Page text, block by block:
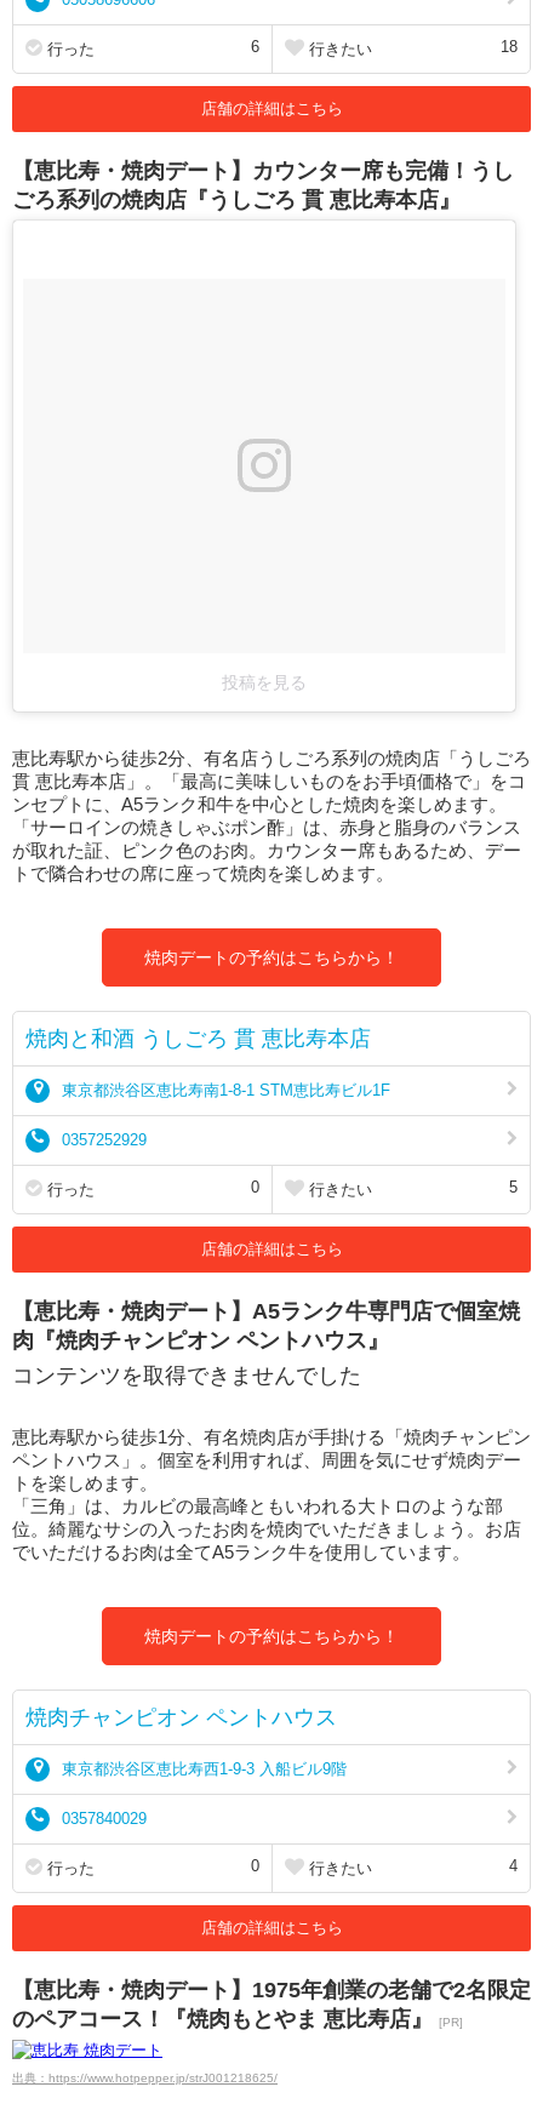
行った 6 行きたい 18
店舗の詳細はこちら
【恵比寿・焼肉デート】カウンター席も完備！うし
ごろ系列の焼肉店『うしごろ 貫 恵比寿本店』
投稿を見る
恵比寿駅から徒歩2分、有名店うしごろ系列の焼肉店「うしごろ
貫 恵比寿本店」。「最高に美味しいものをお手頃価格で」をコ
ンセプトに、A5ランク和牛を中心とした焼肉を楽しめます。
「サーロインの焼きしゃぶポン酢」は、赤身と脂身のバランス
が取れた証、ピンク色のお肉。カウンター席もあるため、デー
トで隣合わせの席に座って焼肉を楽しめます。
焼肉デートの予約はこちらから！
焼肉と和酒 うしごろ 貫 恵比寿本店
東京都渋谷区恵比寿南1-8-1 STM恵比寿ビル1F
0357252929
行った 0 行きたい 5
店舗の詳細はこちら
【恵比寿・焼肉デート】A5ランク牛専門店で個室焼
肉『焼肉チャンピオン ペントハウス』
コンテンツを取得できませんでした
恵比寿駅から徒歩1分、有名焼肉店が手掛ける「焼肉チャンピン
ペントハウス」。個室を利用すれば、周囲を気にせず焼肉デー
トを楽しめます。
「三角」は、カルビの最高峰ともいわれる大トロのような部
位。綺麗なサシの入ったお肉を焼肉でいただきましょう。お店
でいただけるお肉は全てA5ランク牛を使用しています。
焼肉デートの予約はこちらから！
焼肉チャンピオン ペントハウス
東京都渋谷区恵比寿西1-9-3 入船ビル9階
0357840029
行った 0 行きたい 4
店舗の詳細はこちら
【恵比寿・焼肉デート】1975年創業の老舗で2名限定
のペアコース！『焼肉もとやま 恵比寿店』
[PR]
出典：https://www.hotpepper.jp/strJ001218625/